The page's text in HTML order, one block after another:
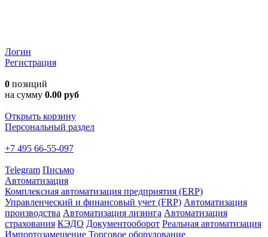
Логин
Регистрация
0 позиций
на сумму 0.00 руб
Открыть корзину
Персональный раздел
+7 495 66-55-097
Telegram Письмо
Автоматизация
Комплексная автоматизация предприятия (ERP)
Управленческий и финансовый учет (FRP) Автоматизация
производства Автоматизация лизинга Автоматизация
страхования КЭДО Документооборот Реальная автоматизация
Импортозамещение Торговое оборудование